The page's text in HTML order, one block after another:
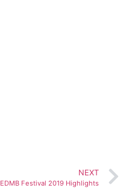
NEXT
EDMB Festival 2019 Highlights